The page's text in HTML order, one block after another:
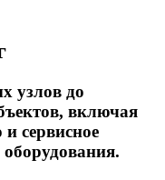
узлов до
включая
сервисное